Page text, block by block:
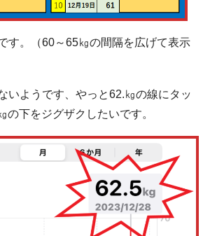
す。（60～65㎏の間隔を広げて表示
いようです、やっと62.㎏の線にタッ
の下をジグザクしたいです。